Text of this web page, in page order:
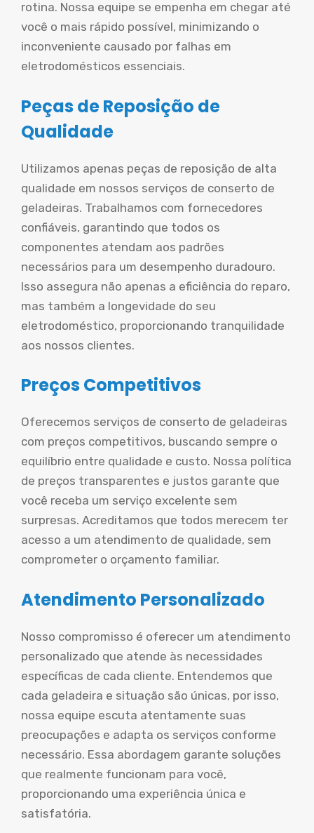
rotina. Nossa equipe se empenha em chegar até
você o mais rápido possível, minimizando o
inconveniente causado por falhas em
eletrodomésticos essenciais.
Peças de Reposição de
Qualidade
Utilizamos apenas peças de reposição de alta
qualidade em nossos serviços de conserto de
geladeiras. Trabalhamos com fornecedores
confiáveis, garantindo que todos os
componentes atendam aos padrões
necessários para um desempenho duradouro.
Isso assegura não apenas a eficiência do reparo,
mas também a longevidade do seu
eletrodoméstico, proporcionando tranquilidade
aos nossos clientes.
Preços Competitivos
Oferecemos serviços de conserto de geladeiras
com preços competitivos, buscando sempre o
equilíbrio entre qualidade e custo. Nossa política
de preços transparentes e justos garante que
você receba um serviço excelente sem
surpresas. Acreditamos que todos merecem ter
acesso a um atendimento de qualidade, sem
comprometer o orçamento familiar.
Atendimento Personalizado
Nosso compromisso é oferecer um atendimento
personalizado que atende às necessidades
específicas de cada cliente. Entendemos que
cada geladeira e situação são únicas, por isso,
nossa equipe escuta atentamente suas
preocupações e adapta os serviços conforme
necessário. Essa abordagem garante soluções
que realmente funcionam para você,
proporcionando uma experiência única e
satisfatória.